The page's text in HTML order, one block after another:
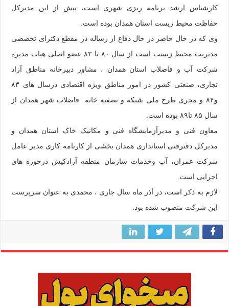
کارشناس ارشد برنامه ریزی شهری است، پیش از این مدیرکل
حفاظت محیط زیست استان همدان بوده است.
وی که در حال حاضر در حال دفاع از رساله در مقطع دکترای تخصصی
مدیریت محیط زیست است از سال ۸۰ تا ۸۳ عضو اصلی هیات مدیره
شرکت آب و فاضلاب استان همدان ، مشاور دبیرخانه مناطق آزاد
تجاری، صنعتی کشور در امور مناطق ویژه اقتصادی درسال های ۸۳
و۸۴ و مجری طرح ملی شبکه و تصفیه خانه فاضلاب شهر همدان از
سال ۸۵ تا۸۹ بوده است.
معاون فنی و مدیرآزمایشگاه فنی و مکانیک خاک استان همدان و
مدیرکل دفترفنی استانداری همدان بخشی از کارنامه کاری مدیر عامل
شرکت عمران، آب وخدمات سازمان منطقه آزادکیش درحوزه های
اجرایی است.
لازم به ذکر است، در آذر ماه سال جاری ، محمدی به عنوان سرپرست
این شرکت منصوب شده بود.